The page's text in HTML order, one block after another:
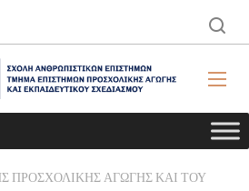
ΠΡΟΣΧΟΛΙΚΗΣ ΑΓΩΓΗΣ ΚΑΙ ΤΟΥ